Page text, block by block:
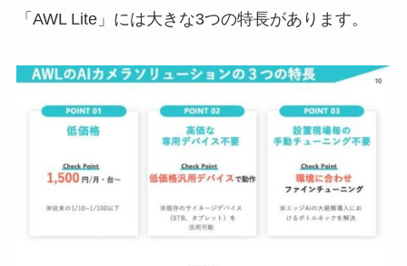
「AWL Lite」には大きな3つの特長があります。